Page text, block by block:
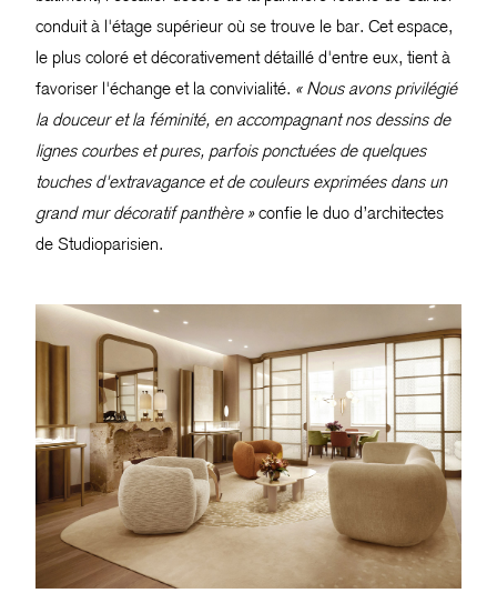
conduit à l'étage supérieur où se trouve le bar. Cet espace,
le plus coloré et décorativement détaillé d'entre eux, tient à
favoriser l'échange et la convivialité. « Nous avons privilégié
la douceur et la féminité, en accompagnant nos dessins de
lignes courbes et pures, parfois ponctuées de quelques
touches d'extravagance et de couleurs exprimées dans un
grand mur décoratif panthère »confie le duo d’architectes
de Studioparisien.